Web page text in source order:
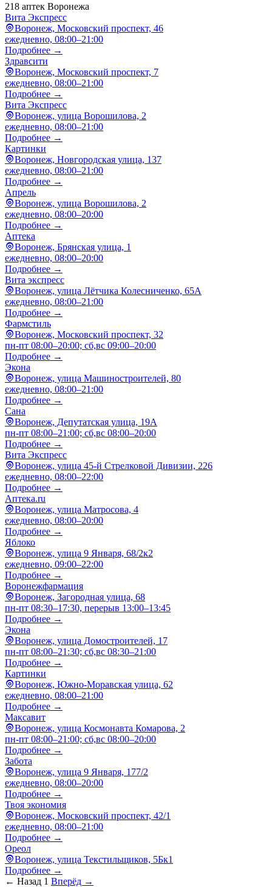
218 аптек Воронежа
Вита Экспресс
Воронеж, Московский проспект, 46
ежедневно, 08:00–21:00
Подробнее →
Здравсити
Воронеж, Московский проспект, 7
ежедневно, 08:00–21:00
Подробнее →
Вита Экспресс
Воронеж, улица Ворошилова, 2
ежедневно, 08:00–21:00
Подробнее →
Картинки
Воронеж, Новгородская улица, 137
ежедневно, 08:00–21:00
Подробнее →
Апрель
Воронеж, улица Ворошилова, 2
ежедневно, 08:00–20:00
Подробнее →
Аптека
Воронеж, Брянская улица, 1
ежедневно, 08:00–20:00
Подробнее →
Вита экспресс
Воронеж, улица Лётчика Колесниченко, 65А
ежедневно, 08:00–21:00
Подробнее →
Фармстиль
Воронеж, Московский проспект, 32
пн-пт 08:00–20:00; сб,вс 09:00–20:00
Подробнее →
Экона
Воронеж, улица Машиностроителей, 80
ежедневно, 08:00–21:00
Подробнее →
Сана
Воронеж, Депутатская улица, 19А
пн-пт 08:00–21:00; сб,вс 08:00–20:00
Подробнее →
Вита Экспресс
Воронеж, улица 45-й Стрелковой Дивизии, 226
ежедневно, 08:00–22:00
Подробнее →
Аптека.ru
Воронеж, улица Матросова, 4
ежедневно, 08:00–20:00
Подробнее →
Яблоко
Воронеж, улица 9 Января, 68/2к2
ежедневно, 09:00–22:00
Подробнее →
Воронежфармация
Воронеж, Загородная улица, 68
пн-пт 08:30–17:30, перерыв 13:00–13:45
Подробнее →
Экона
Воронеж, улица Домостроителей, 17
пн-пт 08:00–21:30; сб,вс 08:30–21:00
Подробнее →
Картинки
Воронеж, Южно-Моравская улица, 62
ежедневно, 08:00–21:00
Подробнее →
Максавит
Воронеж, улица Космонавта Комарова, 2
пн-пт 08:00–21:00; сб,вс 08:00–20:00
Подробнее →
Забота
Воронеж, улица 9 Января, 177/2
ежедневно, 08:00–20:00
Подробнее →
Твоя экономия
Воронеж, Московский проспект, 42/1
ежедневно, 08:00–21:00
Подробнее →
Ореол
Воронеж, улица Текстильщиков, 5Бк1
Подробнее →
← Назад 1 Вперёд →